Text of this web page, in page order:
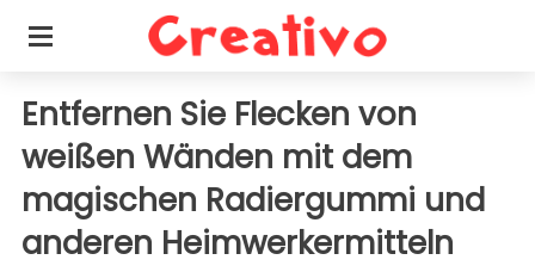
Entfernen Sie Flecken von
weißen Wänden mit dem
magischen Radiergummi und
anderen Heimwerkermitteln